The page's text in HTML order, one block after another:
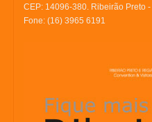
CEP: 14096-380. Ribeirão Preto -
Fone: (16) 3965 6191